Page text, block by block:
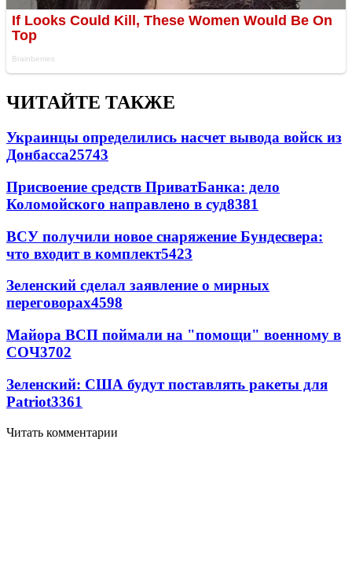
ЧИТАЙТЕ ТАКЖЕ
Украинцы определились насчет вывода войск из
Донбасса25743
Присвоение средств ПриватБанка: дело
Коломойского направлено в суд8381
ВСУ получили новое снаряжение Бундесвера:
что входит в комплект5423
Зеленский сделал заявление о мирных
переговорах4598
Майора ВСП поймали на "помощи" военному в
СОЧ3702
Зеленский: США будут поставлять ракеты для
Patriot3361
Читать комментарии